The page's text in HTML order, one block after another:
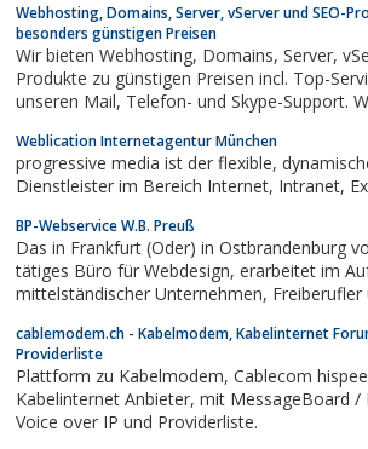
Webhosting, Domains, Server, vServer und SEO-
besonders günstigen Preisen
Wir bieten Webhosting, Domains, Server, vServer und SEO-
Produkte zu günstigen Preisen incl. Top-
unseren Mail, Telefon- und Skype-Support. Wir bieten Ihnen
Stärke. Unsere Pakete bieten Ihnen viel
Projekt/Vorhaben oder Ihre Firma...
Weblication Internetagentur München
progressive media ist der flexible, dynamische Full-Service-
BP-Webservice W.B. Preuß
Das in Frankfurt (Oder) in Ostbrandenburg
tätiges Büro für Webdesign, erarbeitet im Auftrag klein- und
mittelständischer Unternehmen, Freiberufler und Privatkunden
Kunden ein Gesamtpaket angeboten: Design,
cablemodem.ch - Kabelmodem, Kabelinternet
Providerliste
Plattform zu Kabelmodem, Cablecom hispeed und weitere
Kabelinternet Anbieter, mit MessageBoard / Forum, Speedtest,
Voice over IP und Providerliste.